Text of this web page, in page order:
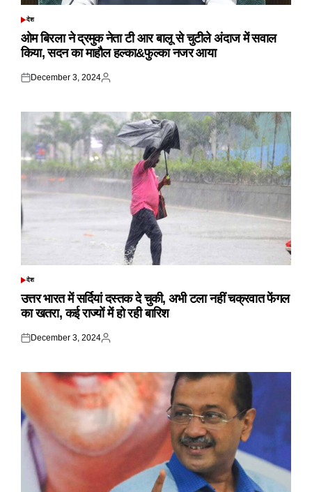
POSTED
देश
ओम बिरला ने द्रमुक नेता टी आर बालू से चुटीले अंदाज में सवाल
किया, सदन का माहौल हल्का&फुल्का नजर आया
Posted
December 3, 2024
Posted
POSTED
देश
उत्तर भारत में सर्दियां दस्तक दे चुकी, अभी टला नहीं चक्रवात फेंगल
का खतरा, कई राज्यों में हो रही बारिश
Posted
December 3, 2024
Posted